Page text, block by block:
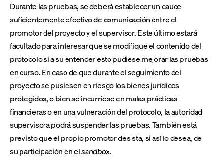
Durante las pruebas, se deberá establecer un cauce
suficientemente efectivo de comunicación entre el
promotor del proyecto y el supervisor. Este último estará
facultado para interesar que se modifique el contenido del
protocolo si a su entender esto pudiese mejorar las pruebas
en curso. En caso de que durante el seguimiento del
proyecto se pusiesen en riesgo los bienes jurídicos
protegidos, o bien se incurriese en malas prácticas
financieras o en una vulneración del protocolo, la autoridad
supervisora podrá suspender las pruebas. También está
previsto que el propio promotor desista, si así lo desea, de
su participación en elsandbox.